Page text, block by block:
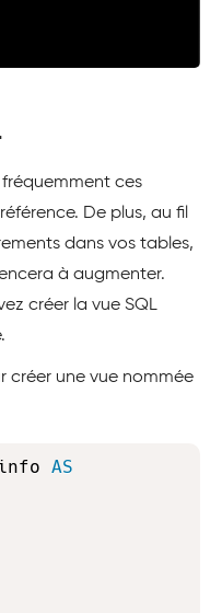
ces
De plus, au fil
dans vos tables,
à augmenter.
créer la vue SQL
créer une vue nommée
AS